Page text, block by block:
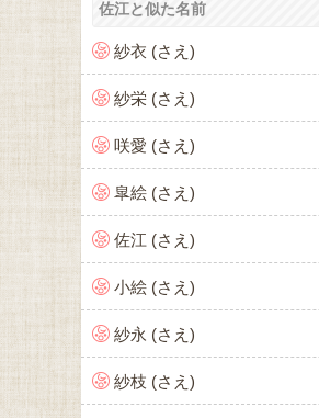
佐江と似た名前
紗衣 (さえ)
紗栄 (さえ)
咲愛 (さえ)
皐絵 (さえ)
佐江 (さえ)
小絵 (さえ)
紗永 (さえ)
紗枝 (さえ)